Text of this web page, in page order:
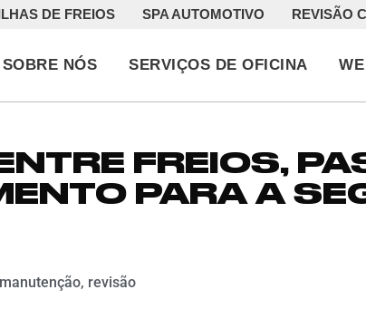
DE FREIOS SPA AUTOMOTIVO REVISÃO
SOBRE NÓS SERVIÇOS DE OFICINA
FREIOS,
PARA A
manutenção, revisão